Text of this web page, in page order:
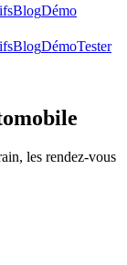
BlogDémo
BlogDémoTester
les rendez-vous